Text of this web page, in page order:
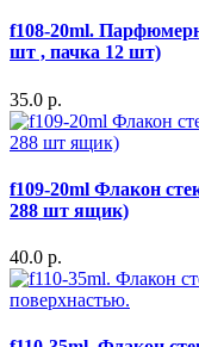
f108-20ml.
шт , пачка 12 шт)
35.0 р.
f109-20ml Флакон
288 шт ящик)
40.0 р.